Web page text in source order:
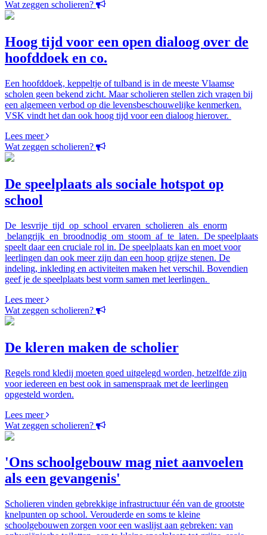
Wat zeggen scholieren?
Hoog tijd voor een open dialoog over de
hoofddoek en co.
Een hoofddoek, keppeltje of tulband is in de meeste Vlaamse
scholen geen bekend zicht. Maar scholieren stellen zich vragen bij
een algemeen verbod op die levensbeschouwelijke kenmerken.
VSK vindt het dan ook hoog tijd voor een dialoog hierover.
Lees meer
Wat zeggen scholieren?
De speelplaats als sociale hotspot op
school
De lesvrije tijd op school ervaren scholieren als enorm
belangrijk en broodnodig om stoom af te laten. De speelplaats
speelt daar een cruciale rol in. De speelplaats kan en moet voor
leerlingen dan ook meer zijn dan een hoop grijze stenen. De
indeling, inkleding en activiteiten maken het verschil. Bovendien
geef je de speelplaats best vorm samen met leerlingen.
Lees meer
Wat zeggen scholieren?
De kleren maken de scholier
Regels rond kledij moeten goed uitgelegd worden, hetzelfde zijn
voor iedereen en best ook in samenspraak met de leerlingen
opgesteld worden.
Lees meer
Wat zeggen scholieren?
'Ons schoolgebouw mag niet aanvoelen
als een gevangenis'
Scholieren vinden gebrekkige infrastructuur één van de grootste
knelpunten op school. Verouderde en soms te kleine
schoolgebouwen zorgen voor een waslijst aan gebreken: van